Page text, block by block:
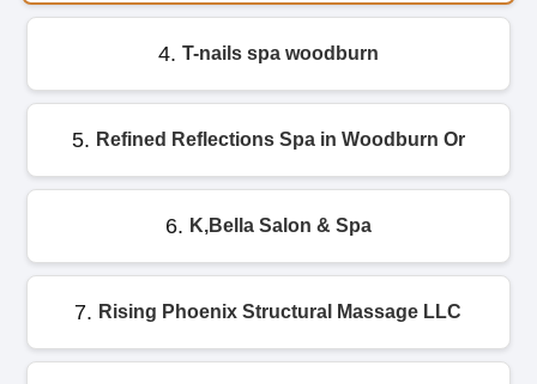
4. T-nails spa woodburn
5. Refined Reflections Spa in Woodburn Or
6. K,Bella Salon & Spa
7. Rising Phoenix Structural Massage LLC